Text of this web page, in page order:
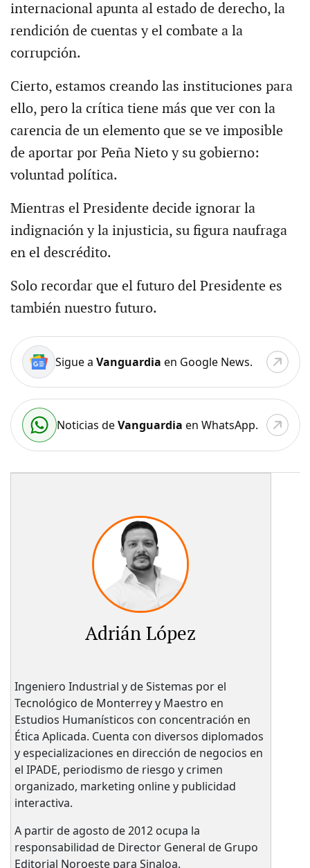
internacional apunta al estado de derecho, la
rendición de cuentas y el combate a la
corrupción.
Cierto, estamos creando las instituciones para
ello, pero la crítica tiene más que ver con la
carencia de un elemento que se ve imposible
de aportar por Peña Nieto y su gobierno:
voluntad política.
Mientras el Presidente decide ignorar la
indignación y la injusticia, su figura naufraga
en el descrédito.
Solo recordar que el futuro del Presidente es
también nuestro futuro.
Sigue a Vanguardia en Google News.
Noticias deVanguardia en WhatsApp.
Adrián López
Ingeniero Industrial y de Sistemas por el
Tecnológico de Monterrey y Maestro en
Estudios Humanísticos con concentración en
Ética Aplicada. Cuenta con diversos diplomados
y especializaciones en dirección de negocios en
el IPADE, periodismo de riesgo y crimen
organizado, marketing online y publicidad
interactiva.
A partir de agosto de 2012 ocupa la
responsabilidad de Director General de Grupo
Editorial Noroeste para Sinaloa.